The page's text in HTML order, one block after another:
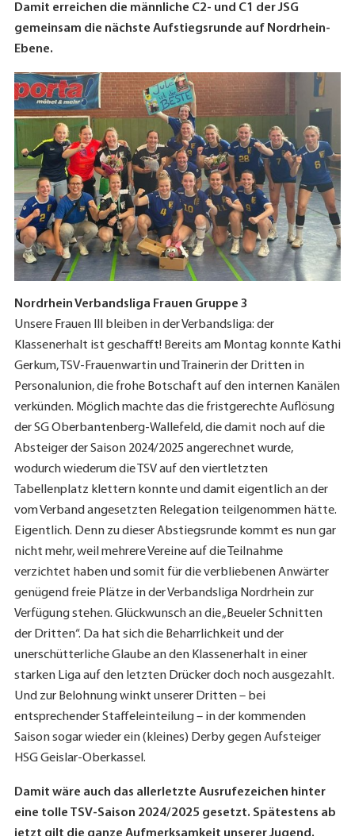
Damit erreichen die männliche C2- und C1 der JSG
gemeinsam die nächste Aufstiegsrunde auf Nordrhein-
Ebene.
Nordrhein Verbandsliga Frauen Gruppe 3
Unsere Frauen III bleiben in der Verbandsliga: der
Klassenerhalt ist geschafft! Bereits am Montag konnte Kathi
Gerkum, TSV-Frauenwartin und Trainerin der Dritten in
Personalunion, die frohe Botschaft auf den internen Kanälen
verkünden. Möglich machte das die fristgerechte Auflösung
der SG Oberbantenberg-Wallefeld, die damit noch auf die
Absteiger der Saison 2024/2025 angerechnet wurde,
wodurch wiederum die TSV auf den viertletzten
Tabellenplatz klettern konnte und damit eigentlich an der
vom Verband angesetzten Relegation teilgenommen hätte.
Eigentlich. Denn zu dieser Abstiegsrunde kommt es nun gar
nicht mehr, weil mehrere Vereine auf die Teilnahme
verzichtet haben und somit für die verbliebenen Anwärter
genügend freie Plätze in der Verbandsliga Nordrhein zur
Verfügung stehen. Glückwunsch an die „Beueler Schnitten
der Dritten“. Da hat sich die Beharrlichkeit und der
unerschütterliche Glaube an den Klassenerhalt in einer
starken Liga auf den letzten Drücker doch noch ausgezahlt.
Und zur Belohnung winkt unserer Dritten – bei
entsprechender Staffeleinteilung – in der kommenden
Saison sogar wieder ein (kleines) Derby gegen Aufsteiger
HSG Geislar-Oberkassel.
Damit wäre auch das allerletzte Ausrufezeichen hinter
eine tolle TSV-Saison 2024/2025 gesetzt. Spätestens ab